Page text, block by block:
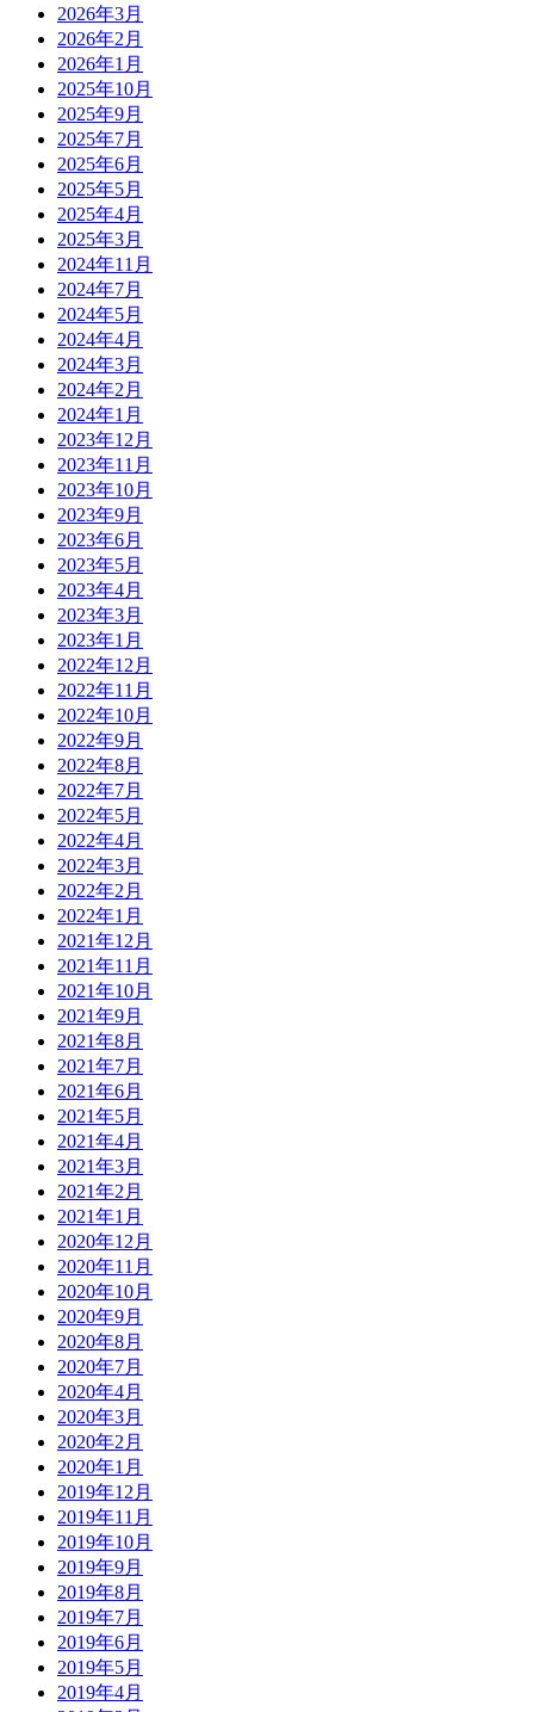
2026年3月
2026年2月
2026年1月
2025年10月
2025年9月
2025年7月
2025年6月
2025年5月
2025年4月
2025年3月
2024年11月
2024年7月
2024年5月
2024年4月
2024年3月
2024年2月
2024年1月
2023年12月
2023年11月
2023年10月
2023年9月
2023年6月
2023年5月
2023年4月
2023年3月
2023年1月
2022年12月
2022年11月
2022年10月
2022年9月
2022年8月
2022年7月
2022年5月
2022年4月
2022年3月
2022年2月
2022年1月
2021年12月
2021年11月
2021年10月
2021年9月
2021年8月
2021年7月
2021年6月
2021年5月
2021年4月
2021年3月
2021年2月
2021年1月
2020年12月
2020年11月
2020年10月
2020年9月
2020年8月
2020年7月
2020年4月
2020年3月
2020年2月
2020年1月
2019年12月
2019年11月
2019年10月
2019年9月
2019年8月
2019年7月
2019年6月
2019年5月
2019年4月